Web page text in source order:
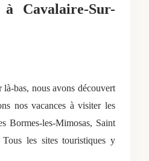
à Cavalaire-Sur-
bas, nous avons découvert
nos vacances à visiter les
Bormes-les-Mimosas, Saint
les sites touristiques y